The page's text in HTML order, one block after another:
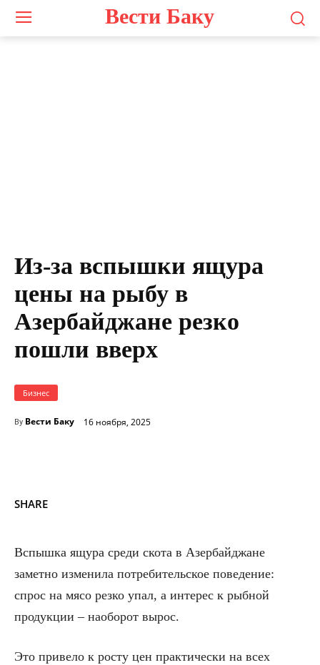
Вести Баку
Из-за вспышки ящура
цены на рыбу в
Азербайджане резко
пошли вверх
Бизнес
By Вести Баку 16 ноября, 2025
SHARE
Вспышка ящура среди скота в Азербайджане
заметно изменила потребительское поведение:
спрос на мясо резко упал, а интерес к рыбной
продукции – наоборот вырос.
Это привело к росту цен практически на всех